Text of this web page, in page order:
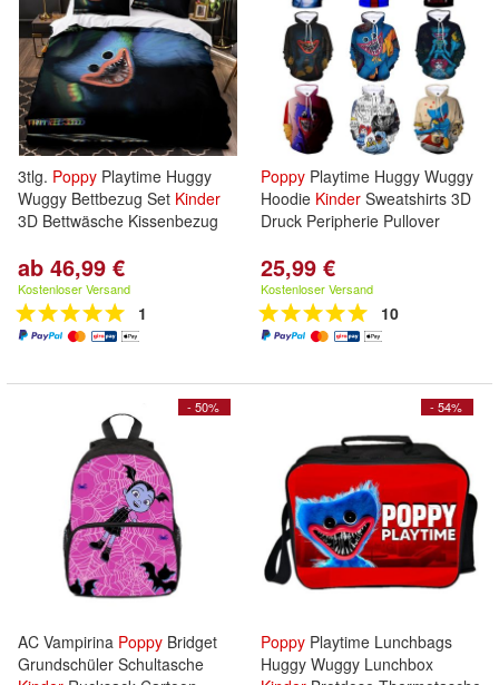
3tlg. Poppy Playtime Huggy
Wuggy Bettbezug Set Kinder
3D Bettwäsche Kissenbezug
ab 46,99 €
Kostenloser Versand
1
Poppy Playtime Huggy Wuggy
Hoodie Kinder Sweatshirts 3D
Druck Peripherie Pullover
25,99 €
Kostenloser Versand
10
- 50%
AC Vampirina Poppy Bridget
Grundschüler Schultasche
- 54%
Poppy Playtime Lunchbags
Huggy Wuggy Lunchbox